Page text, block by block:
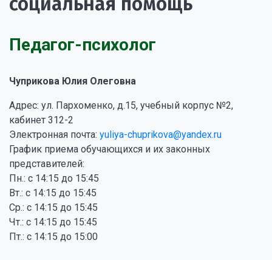
Педагог-психолог
Чуприкова Юлия Олеговна
Адрес: ул. Пархоменко, д.15, учебный корпус №2,
кабинет 312-2
Электронная почта: yuliya-chuprikova@yandex.ru
График приема обучающихся и их законных
представителей:
Пн.: с 14:15 до 15:45
Вт.: с 14:15 до 15:45
Ср.: с 14:15 до 15:45
Чт.: с 14:15 до 15:45
Пт.: с 14:15 до 15:00